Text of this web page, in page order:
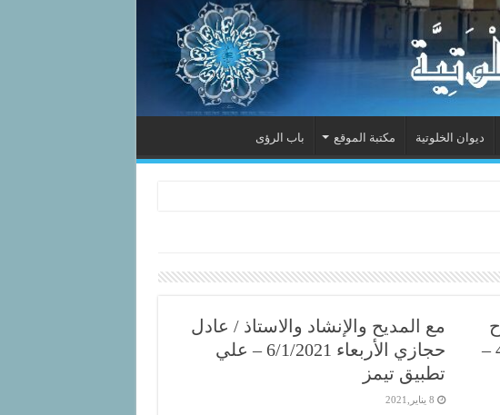
ديوان الخلوتية مكتبة الموقع باب الرؤى
أحمد عبد العزيز الاثنين 4/1/2021 –
مع المديح والإنشاد والاستاذ / عادل
حجازي الأربعاء 6/1/2021 – علي
تطبيق تيمز
8 يناير,2021